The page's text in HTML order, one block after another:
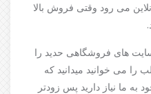
می رود وقتی فروش بالا
های فروشگاهی حدید را
می خوانید میدانید که
ما نیاز دارید پس زودتر